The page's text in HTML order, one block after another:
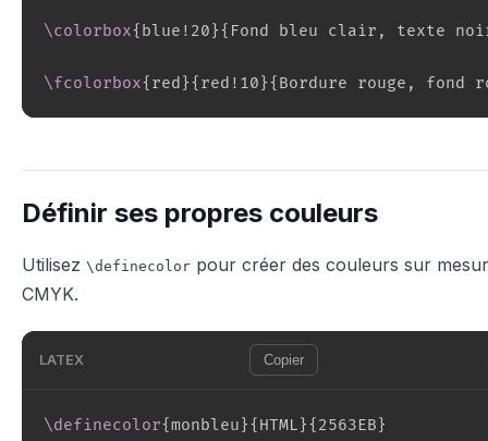
\colorbox{ blue!20 }{ Fond bleu clair, texte
\fcolorbox{ red }{ red!10 }{ Bordure rouge, fond
Définir ses propres couleurs
Utilisez \definecolor pour créer des couleurs sur
CMYK.
LATEX Copier
\definecolor{monbleu }{ HTML }{ 2563EB }